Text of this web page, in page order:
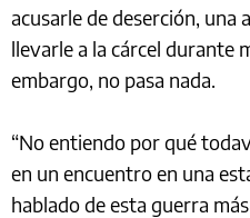
acusarle de deserción, una
llevarle a la cárcel durante
embargo, no pasa nada.
“No entiendo por qué
en un encuentro en una
hablado de esta guerra